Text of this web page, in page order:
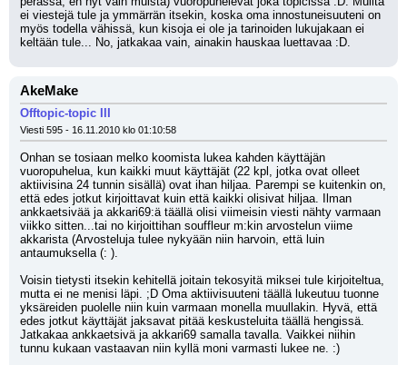
ei viestejä tule ja ymmärrän itsekin, koska oma innostuneisuuteni on
myös todella vähissä, kun kisoja ei ole ja tarinoiden lukujakaan ei
keltään tule... No, jatkakaa vain, ainakin hauskaa luettavaa :D.
AkeMake
Offtopic-topic III
Viesti 595 - 16.11.2010 klo 01:10:58
Onhan se tosiaan melko koomista lukea kahden käyttäjän
vuoropuhelua, kun kaikki muut käyttäjät (22 kpl, jotka ovat olleet
aktiivisina 24 tunnin sisällä) ovat ihan hiljaa. Parempi se kuitenkin on,
että edes jotkut kirjoittavat kuin että kaikki olisivat hiljaa. Ilman
ankkaetsivää ja akkari69:ä täällä olisi viimeisin viesti nähty varmaan
viikko sitten...tai no kirjoittihan souffleur m:kin arvostelun viime
akkarista (Arvosteluja tulee nykyään niin harvoin, että luin
antaumuksella (: ).
Voisin tietysti itsekin kehitellä joitain tekosyitä miksei tule kirjoiteltua,
mutta ei ne menisi läpi. ;D Oma aktiivisuuteni täällä lukeutuu tuonne
yksäreiden puolelle niin kuin varmaan monella muullakin. Hyvä, että
edes jotkut käyttäjät jaksavat pitää keskusteluita täällä hengissä.
Jatkakaa ankkaetsivä ja akkari69 samalla tavalla. Vaikkei niihin
tunnu kukaan vastaavan niin kyllä moni varmasti lukee ne. :)